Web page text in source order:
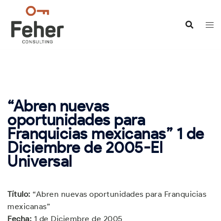
contenido
“Abren nuevas
oportunidades para
Franquicias mexicanas” 1 de
Diciembre de 2005-El
Universal
Título: “Abren nuevas oportunidades para Franquicias
mexicanas”
Fecha: 1 de Diciembre de 2005